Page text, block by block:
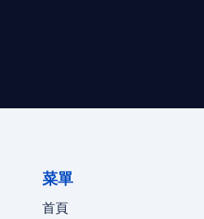
菜單
首頁